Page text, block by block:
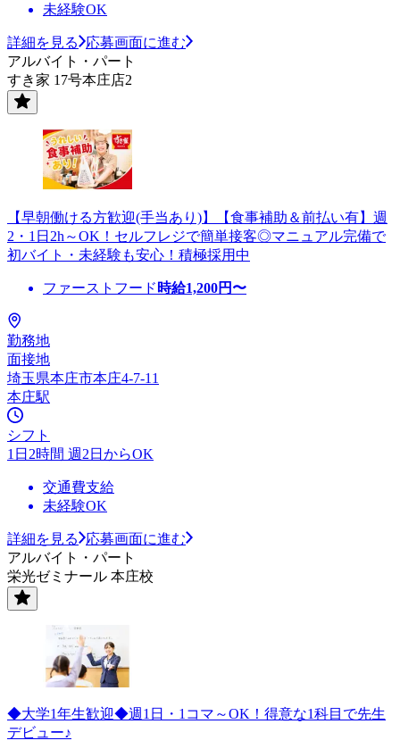
未経験OK
詳細を見る
応募画面に進む
アルバイト・パート
すき家 17号本庄店2
【早朝働ける方歓迎(手当あり)】【食事補助＆前払い有】週
2・1日2h～OK！セルフレジで簡単接客◎マニュアル完備で
初バイト・未経験も安心！積極採用中
ファーストフード 時給1,200円〜
勤務地
面接地
埼玉県本庄市本庄4-7-11
本庄駅
シフト
1日2時間 週2日からOK
交通費支給
未経験OK
詳細を見る
応募画面に進む
アルバイト・パート
栄光ゼミナール 本庄校
◆大学1年生歓迎◆週1日・1コマ～OK！得意な1科目で先生
デビュー♪